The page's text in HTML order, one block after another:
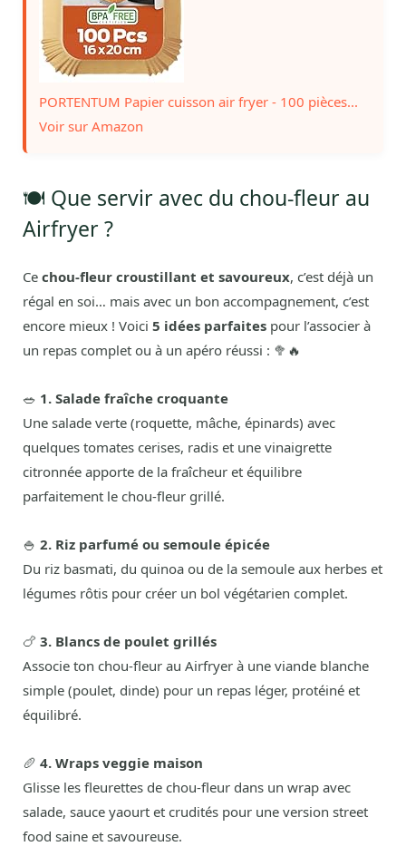
PORTENTUM Papier cuisson air fryer - 100 pièces...
Voir sur Amazon
🍽️ Que servir avec du chou-fleur au
Airfryer ?
Ce chou-fleur croustillant et savoureux, c’est déjà un
régal en soi… mais avec un bon accompagnement, c’est
encore mieux ! Voici 5 idées parfaites pour l’associer à
un repas complet ou à un apéro réussi : 🥦🔥
🥗 1. Salade fraîche croquante
Une salade verte (roquette, mâche, épinards) avec
quelques tomates cerises, radis et une vinaigrette
citronnée apporte de la fraîcheur et équilibre
parfaitement le chou-fleur grillé.
🍚 2. Riz parfumé ou semoule épicée
Du riz basmati, du quinoa ou de la semoule aux herbes et
légumes rôtis pour créer un bol végétarien complet.
🍗 3. Blancs de poulet grillés
Associe ton chou-fleur au Airfryer à une viande blanche
simple (poulet, dinde) pour un repas léger, protéiné et
équilibré.
🥖 4. Wraps veggie maison
Glisse les fleurettes de chou-fleur dans un wrap avec
salade, sauce yaourt et crudités pour une version street
food saine et savoureuse.